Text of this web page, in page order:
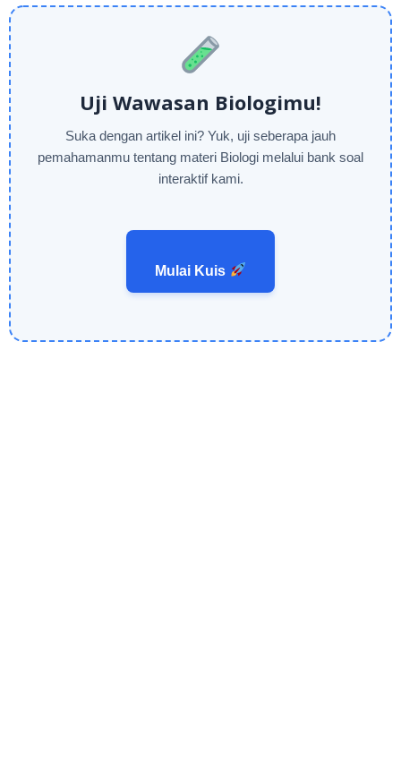
Uji Wawasan Biologimu!
Suka dengan artikel ini? Yuk, uji seberapa jauh
pemahamanmu tentang materi Biologi melalui bank soal
interaktif kami.
Mulai Kuis